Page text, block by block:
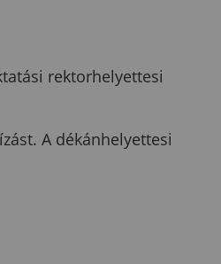
rektorhelyettesi
A dékánhelyettesi